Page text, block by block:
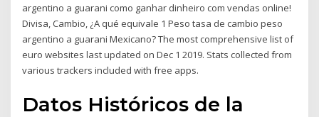
argentino a guarani como ganhar dinheiro com vendas online!
Divisa, Cambio, ¿A qué equivale 1 Peso tasa de cambio peso
argentino a guarani Mexicano? The most comprehensive list of
euro websites last updated on Dec 1 2019. Stats collected from
various trackers included with free apps.
Datos Históricos de la